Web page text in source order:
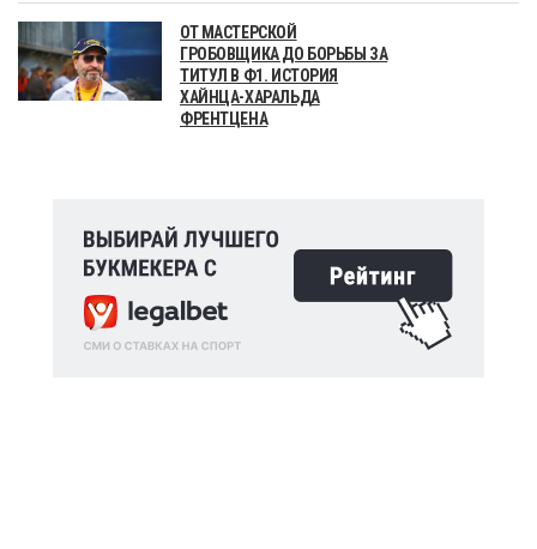
ОТ МАСТЕРСКОЙ
ГРОБОВЩИКА ДО БОРЬБЫ ЗА
ТИТУЛ В Ф1. ИСТОРИЯ
ХАЙНЦА-ХАРАЛЬДА
ФРЕНТЦЕНА